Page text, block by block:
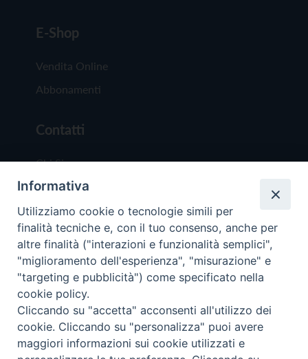
E-Shop
Vendita Online
Abbonamenti
Contatti
Chi Siamo
Redazione
Scrivici
Copyright © 2019 - Tutti i diritti riservati - Vita
Trentina Editrice
Privacy Policy
Informativa
Utilizziamo cookie o tecnologie simili per
finalità tecniche e, con il tuo consenso, anche per
altre finalità ("interazioni e funzionalità semplici",
"miglioramento dell'esperienza", "misurazione" e
"targeting e pubblicità") come specificato nella
cookie policy.
Cliccando su "accetta" acconsenti all'utilizzo dei
cookie. Cliccando su "personalizza" puoi avere
maggiori informazioni sui cookie utilizzati e